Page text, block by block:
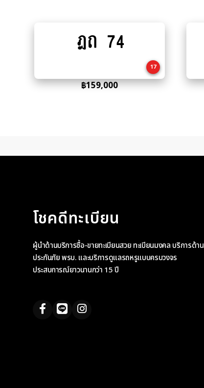
Add
to
ฎถ 74
17
฿159,000
โชคดีทะเบียน
ผู้นำด้านบริการซื้อ-ขายทะเบียนสวย ทะเบียนมงคล บริการด้าน
ประกันภัย พรบ. และบริการดูแลรถหรูแบบครบวงจร
ประสบการณ์ยาวนานกว่า 15 ปี